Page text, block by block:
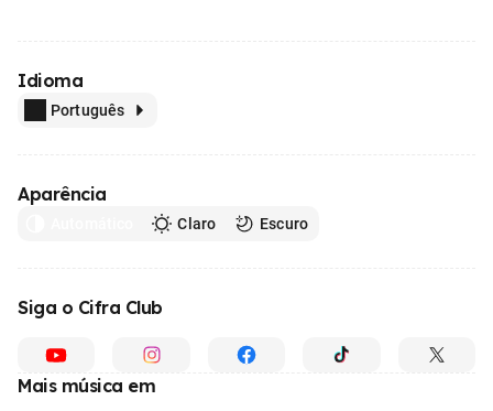
Idioma
Português
Aparência
Claro Escuro
Siga o Cifra Club
Mais música em